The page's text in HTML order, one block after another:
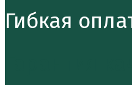
Гибкая